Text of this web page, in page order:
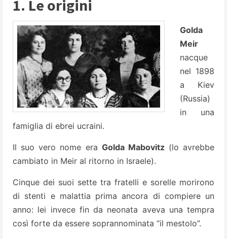
1. Le origini
Golda
Meir
nacque
nel 1898
a Kiev
(Russia)
in una
famiglia di ebrei ucraini.
Il suo vero nome era Golda Mabovitz(lo avrebbe
cambiato in Meir al ritorno in Israele).
Cinque dei suoi sette tra fratelli e sorelle morirono
di stenti e malattia prima ancora di compiere un
anno: lei invece fin da neonata aveva una tempra
così forte da essere soprannominata “il mestolo”.